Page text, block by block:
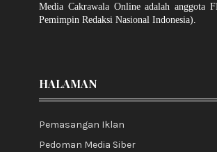
Media Cakrawala Online adalah anggota
Pemimpin Redaksi Nasional Indonesia).
HALAMAN
Pemasangan Iklan
Pedoman Media Siber